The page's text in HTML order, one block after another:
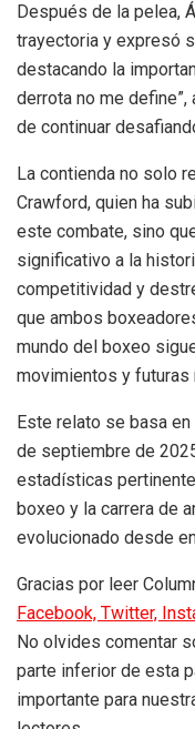
Después de la pelea,
trayectoria y expresó
destacando la
derrota no me
de continuar
La contienda no solo
Crawford, quien ha
este combate, sino
significativo a la
competitividad y
que ambos
mundo del boxeo
movimientos y futuras
Este relato se basa
de septiembre de
estadísticas
boxeo y la carrera de
evolucionado desde
Gracias por leer
Facebook, Twitter,
No olvides comentar
parte inferior de esta
importante para